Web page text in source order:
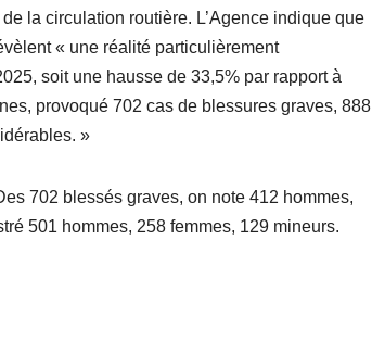
la circulation routière. L’Agence indique que
« une réalité particulièrement
soit une hausse de 33,5% par rapport à
provoqué 702 cas de blessures graves, 888
»
702 blessés graves, on note 412 hommes,
501 hommes, 258 femmes, 129 mineurs.